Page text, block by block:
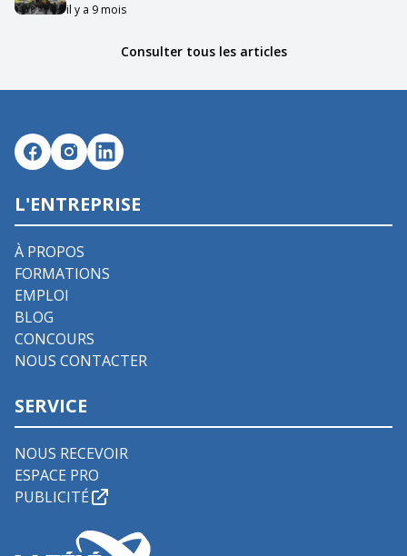
il y a 9 mois
Consulter tous les articles
L'ENTREPRISE
À PROPOS
FORMATIONS
EMPLOI
BLOG
CONCOURS
NOUS CONTACTER
SERVICE
NOUS RECEVOIR
ESPACE PRO
PUBLICITÉ